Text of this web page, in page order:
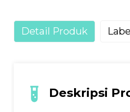
Detail Produk
Deskripsi